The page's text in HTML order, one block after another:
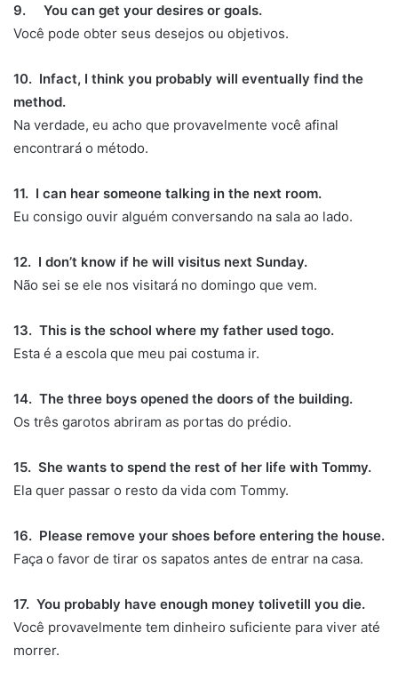
9. You can get your desires or goals.
Você pode obter seus desejos ou objetivos.
10. Infact, I think you probably will eventually find the
method.
Na verdade, eu acho que provavelmente você afinal
encontrará o método.
11. I can hear someone talking in the next room.
Eu consigo ouvir alguém conversando na sala ao lado.
12. I don’t know if he will visitus next Sunday.
Não sei se ele nos visitará no domingo que vem.
13. This is the school where my father used togo.
Esta é a escola que meu pai costuma ir.
14. The three boys opened the doors of the building.
Os três garotos abriram as portas do prédio.
15. She wants to spend the rest of her life with Tommy.
Ela quer passar o resto da vida com Tommy.
16. Please remove your shoes before entering the house.
Faça o favor de tirar os sapatos antes de entrar na casa.
17. You probably have enough money tolivetill you die.
Você provavelmente tem dinheiro suficiente para viver até
morrer.